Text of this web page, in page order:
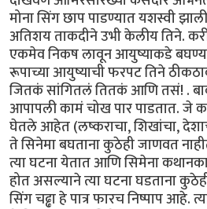
मोना सिंग छाप पाडण्यात यशस्वी
अतिशय ताकदीने उभी केलीय तिने.
एकमेव निकष लावून आयुष्याकडे
रूपाच्या आयुष्याची फरपट तिने
जितकं सांगितलं तितकं आणि तसं! .
आपापली कामं चोख पार पाडतात. जे
घेतले आहेत (लष्कराचा, शिखांचा,
ते सिनेमा बघताना कुठेही जाणवत
त्या घटना येतात आणि सिमेना
होत असल्याने त्या घटना घडताना
सिंग चढ्ढा हे पात्र फारच निष्पाप आहे.